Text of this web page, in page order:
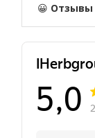
😀 Отзывы